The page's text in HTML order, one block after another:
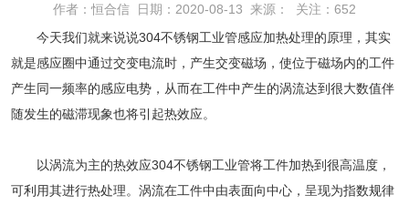
作者：恒合信 日期：2020-08-13 来源： 关注： 652
今天我们就来说说304不锈钢工业管感应加热处理的原理，其实
就是感应圈中通过交变电流时，产生交变磁场，使位于磁场内的工件
产生同一频率的感应电势，从而在工件中产生的涡流达到很大数值伴
随发生的磁滞现象也将引起热效应。
以涡流为主的热效应304不锈钢工业管将工件加热到很高温度，
可利用其进行热处理。涡流在工件中由表面向中心，呈现为指数规律